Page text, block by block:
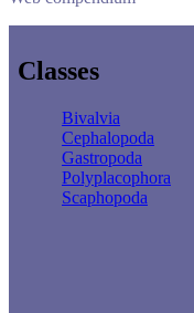
Classes
Bivalvia
Cephalopoda
Gastropoda
Polyplacophora
Scaphopoda